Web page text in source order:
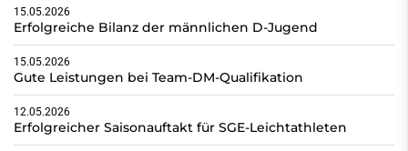
15.05.2026
Erfolgreiche Bilanz der männlichen D-Jugend
15.05.2026
Gute Leistungen bei Team-DM-Qualifikation
12.05.2026
Erfolgreicher Saisonauftakt für SGE-Leichtathleten